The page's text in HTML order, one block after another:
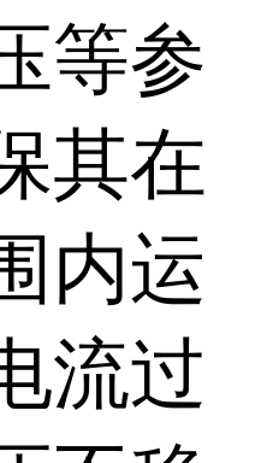
等参
其在
内运
流过